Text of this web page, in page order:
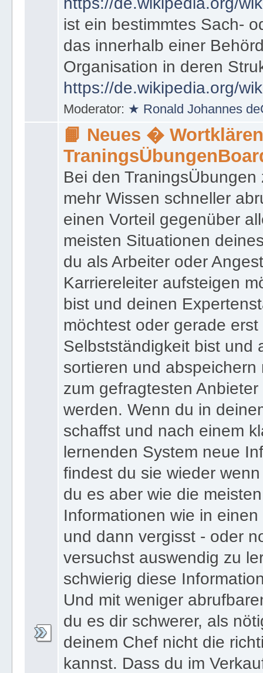
ist ein bestimmtes Sach-
das innerhalb einer
Organisation in deren
https://de.wikipedia.org/
Moderator: ★ Ronald Johannes
📙 Neues �
Bei den
mehr Wissen schneller
einen Vorteil gegenüber
meisten Situationen
du als Arbeiter oder
Karriereleiter aufsteigen
bist und deinen
möchtest oder gerade
Selbstständigkeit bist und
sortieren und
zum gefragtesten
werden. Wenn du in
schaffst und nach einem
lernenden System neue
findest du sie wieder
du es aber wie die
Informationen wie in
und dann vergisst - oder
versuchst auswendig zu
schwierig diese
Und mit weniger
du es dir schwerer, als
deinem Chef nicht die
kannst. Dass du im